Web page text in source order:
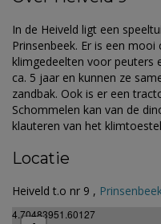
In de Heiveld ligt een
Prinsenbeek. Er is een
klimgedeelten voor peuters
ca. 5 jaar en kunnen ze
zandbak. Ook is er een
Schommelen kan van de
klauteren van het
Locatie
Heiveld t.o nr 9 ,
4.70483951.60127